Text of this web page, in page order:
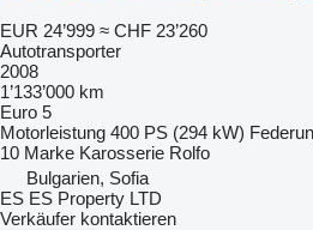
EUR 24’999 ≈ CHF 23’260
Autotransporter
2008
1’133’000 km
Euro 5
Motorleistung 400 PS (294 kW)
10 Marke Karosserie Rolfo
Bulgarien, Sofia
ES ES Property LTD
Verkäufer kontaktieren